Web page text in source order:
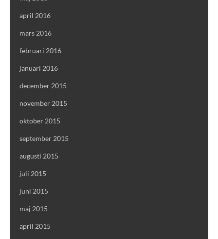
april 2016
mars 2016
februari 2016
januari 2016
december 2015
november 2015
oktober 2015
september 2015
augusti 2015
juli 2015
juni 2015
maj 2015
april 2015